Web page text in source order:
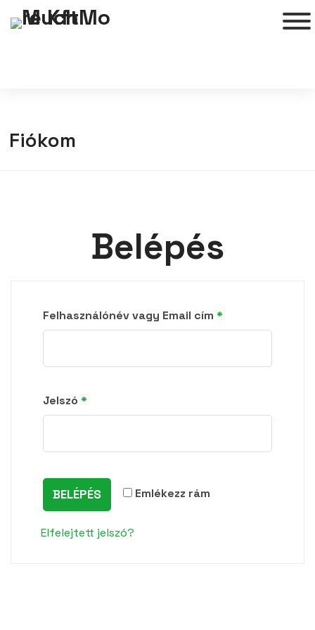
Fiókom
Belépés
Felhasználónév vagy Email cím *
Jelszó *
Emlékezz rám
BELÉPÉS
Elfelejtett jelszó?